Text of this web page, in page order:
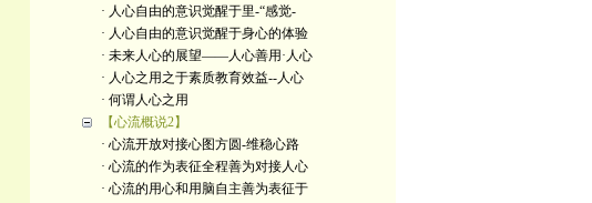
· 人心自由的意识觉醒于里-“感觉-
· 人心自由的意识觉醒于身心的体验
· 未来人心的展望——人心善用·人心
· 人心之用之于素质教育效益--人心
· 何谓人心之用
【心流概说2】
· 心流开放对接心图方圆-维稳心路
· 心流的作为表征全程善为对接人心
· 心流的用心和用脑自主善为表征于